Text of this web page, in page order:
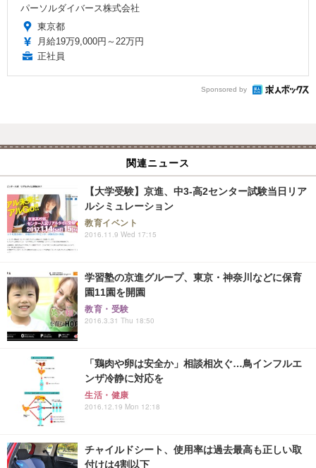
パーソルダイバース株式会社
東京都
月給19万9,000円～22万円
正社員
Sponsored by
関連ニュース
【大学受験】京進、中3-高2センター試験当日リア
ルシミュレーション
教育イベント
2016.11.9 Wed 17:15
学習塾の京進グループ、東京・神奈川などに保育
園11園を開園
教育・受験
2016.3.31 Thu 18:50
「鶏肉や卵は安全か」相談相次ぐ…鳥インフルエ
ンザ冷静に対応を
生活・健康
2016.12.19 Mon 12:18
チャイルドシート、使用率は過去最高も正しい取
付けは4割以下